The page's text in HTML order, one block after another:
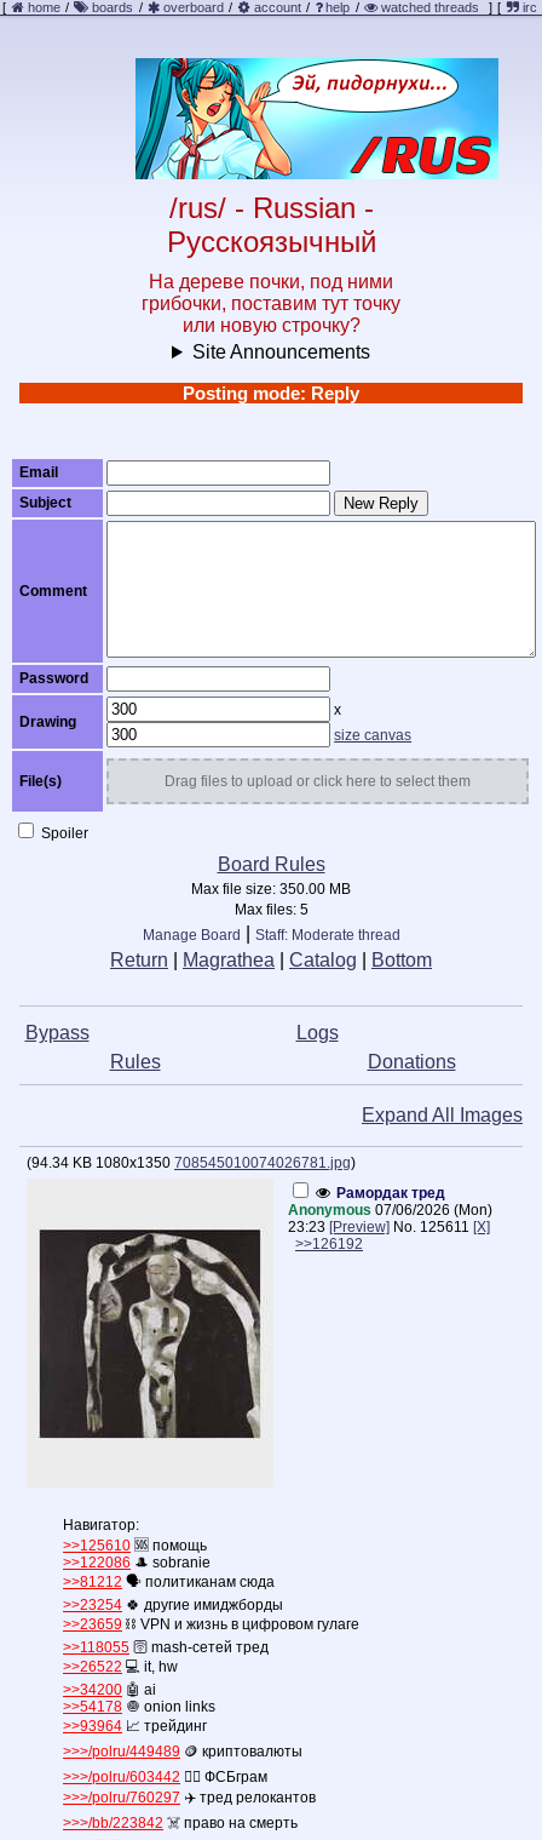
[ home / boards / overboard / account / help / watched threads ] [ irc
/rus/ - Russian -
Русскоязычный
На дереве почки, под ними
грибочки, поставим тут точку
или новую строчку?
Site Announcements
Posting mode: Reply
Email
Subject
New Reply
Comment
Password
Drawing
x
size canvas
File(s) Drag files to upload or click here to select them
Spoiler
Board Rules
Max file size: 350.00 MB
Max files: 5
Manage Board
Staff: Moderate thread
Return Magrathea Catalog Bottom
Bypassᅠ ᅠ ᅠ ᅠ ᅠ ᅠ ᅠ ᅠ ᅠ L⁣ogsᅠ ᅠ ᅠ ᅠ ᅠ ᅠ ᅠ ᅠ
Rulesᅠ ᅠ ᅠ ᅠ ᅠ ᅠ ᅠ ᅠ ᅠ Donations
Expand All Images
(94.34 KB 1080x1350 708545010074026781.jpg)
Рамордак тред
Anonymous 07/06/2026 (Mon)
23:23 [Preview] No. 125611 [X]
>>126192
Навигатор:
>>125610 🆘 помощь
>>122086 🎩 sobranie
>>81212 🗣️ политиканам сюда
>>23254 🍀 другие имиджборды
>>23659 ⛓️‍ VPN и жизнь в цифровом гулаге
>>118055 🛜 mash-сетей тред
>>26522 💻 it, hw
>>34200 🤖 ai
>>54178 🧅 onion links
>>93964 📈 трейдинг
>>>/polru/449489 🪙 криптовалюты
>>>/polru/603442 👮‍♂️ ФСБграм
>>>/polru/760297 ✈️ тред релокантов
>>>/bb/223842 ☠️ право на смерть